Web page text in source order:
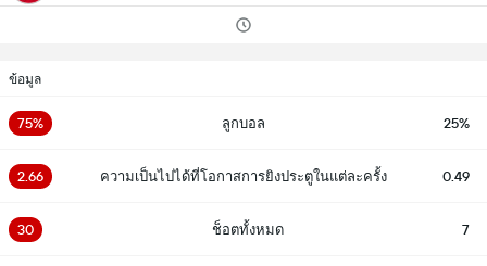
ข้อมูล
75% ลูกบอล 25%
2.66 ความเป็นไปได้ที่โอกาสการยิงประตูในแต่ละครั้ง 0.49
30 ช็อตทั้งหมด 7